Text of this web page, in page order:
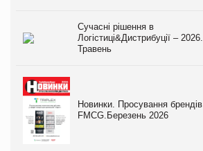
Сучасні рішення в
Логістиці&Дистрибуції – 2026.
Травень
Новинки. Просування брендів
FMCG.Березень 2026